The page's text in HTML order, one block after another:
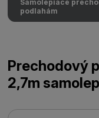
Samolepiace
podlahám
Prechodový
2,7m